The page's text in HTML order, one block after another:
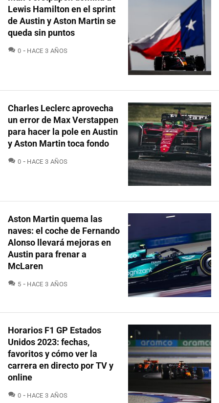
Lewis Hamilton en el sprint
de Austin y Aston Martin se
queda sin puntos
0 COMENTARIOS
HACE 3 AÑOS
Charles Leclerc aprovecha
un error de Max Verstappen
para hacer la pole en Austin
y Aston Martin toca fondo
0 COMENTARIOS
HACE 3 AÑOS
Aston Martin quema las
naves: el coche de Fernando
Alonso llevará mejoras en
Austin para frenar a
McLaren
5 COMENTARIOS
HACE 3 AÑOS
Horarios F1 GP Estados
Unidos 2023: fechas,
favoritos y cómo ver la
carrera en directo por TV y
online
0 COMENTARIOS
HACE 3 AÑOS